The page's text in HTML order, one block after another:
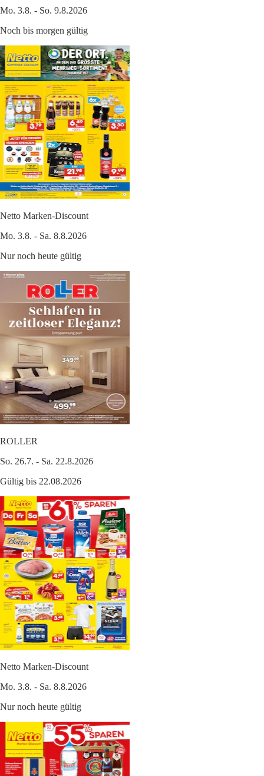
Mo. 3.8. - So. 9.8.2026
Noch bis morgen gültig
Netto Marken-Discount
Mo. 3.8. - Sa. 8.8.2026
Nur noch heute gültig
ROLLER
So. 26.7. - Sa. 22.8.2026
Gültig bis 22.08.2026
Netto Marken-Discount
Mo. 3.8. - Sa. 8.8.2026
Nur noch heute gültig